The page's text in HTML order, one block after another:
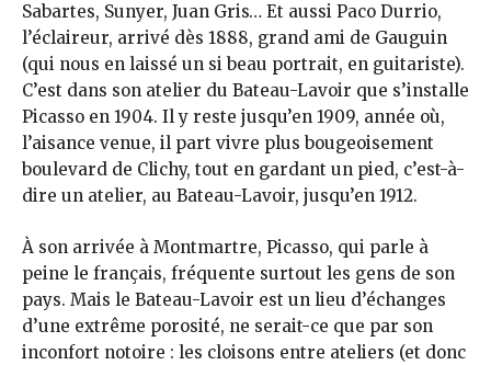
Sabartes, Sunyer, Juan Gris… Et aussi Paco Durrio,
l’éclaireur, arrivé dès 1888, grand ami de Gauguin
(qui nous en laissé un si beau portrait, en guitariste).
C’est dans son atelier du Bateau-Lavoir que s’installe
Picasso en 1904. Il y reste jusqu’en 1909, année où,
l’aisance venue, il part vivre plus bougeoisement
boulevard de Clichy, tout en gardant un pied, c’est-à-
dire un atelier, au Bateau-Lavoir, jusqu’en 1912.
À son arrivée à Montmartre, Picasso, qui parle à
peine le français, fréquente surtout les gens de son
pays. Mais le Bateau-Lavoir est un lieu d’échanges
d’une extrême porosité, ne serait-ce que par son
inconfort notoire : les cloisons entre ateliers (et donc